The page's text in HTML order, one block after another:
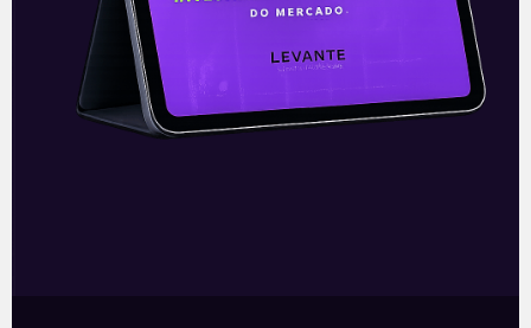
09/09/2021